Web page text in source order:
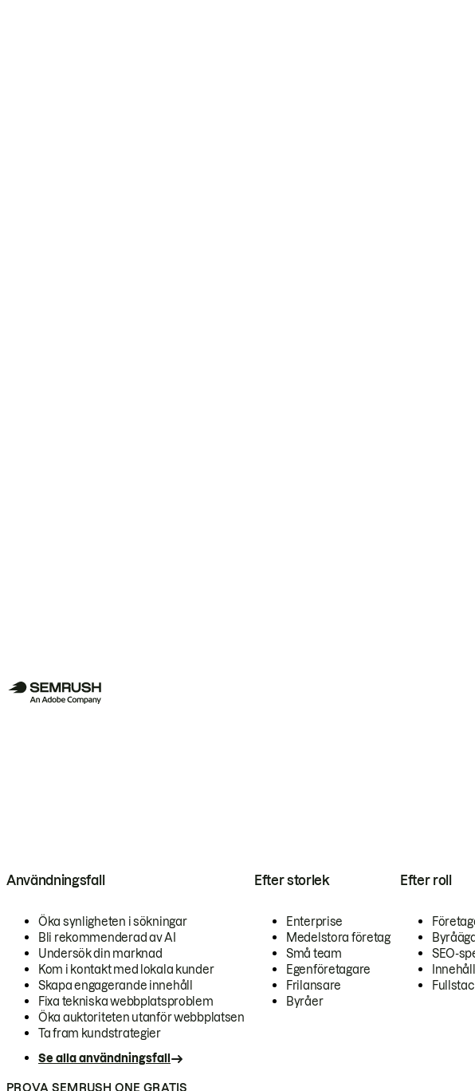
Användningsfall
Öka synligheten i sökningar
Bli rekommenderad av AI
Undersök din marknad
Kom i kontakt med lokala kunder
Skapa engagerande innehåll
Fixa tekniska webbplatsproblem
Öka auktoriteten utanför webbplatsen
Ta fram kundstrategier
Se alla användningsfall
Efter storlek
Enterprise
Medelstora företag
Små team
Egenföretagare
Frilansare
Byråer
Efter roll
SEO-
PROVA SEMRUSH ONE GRATIS